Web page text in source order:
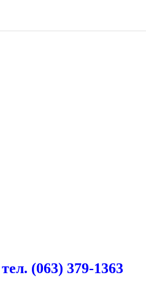
(063) 379-1363